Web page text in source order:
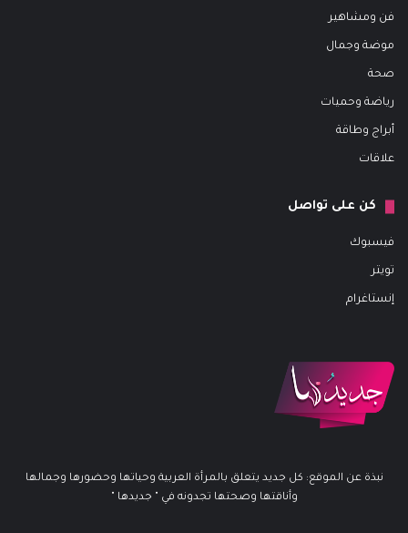
فن ومشاهير
موضة وجمال
صحة
رياضة وحميات
أبراج وطاقة
علاقات
كن على تواصل
فيسبوك
تويتر
إنستاغرام
نبذة عن الموقع: كل جديد يتعلق بالمرأة العربية وحياتها وحضورها وجمالها
وأناقتها وصحتها تجدونه في " جديدها "